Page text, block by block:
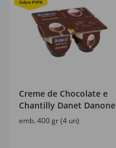
Creme de Chocolate e
Chantilly Danet Danone
emb. 400 gr (4 un)